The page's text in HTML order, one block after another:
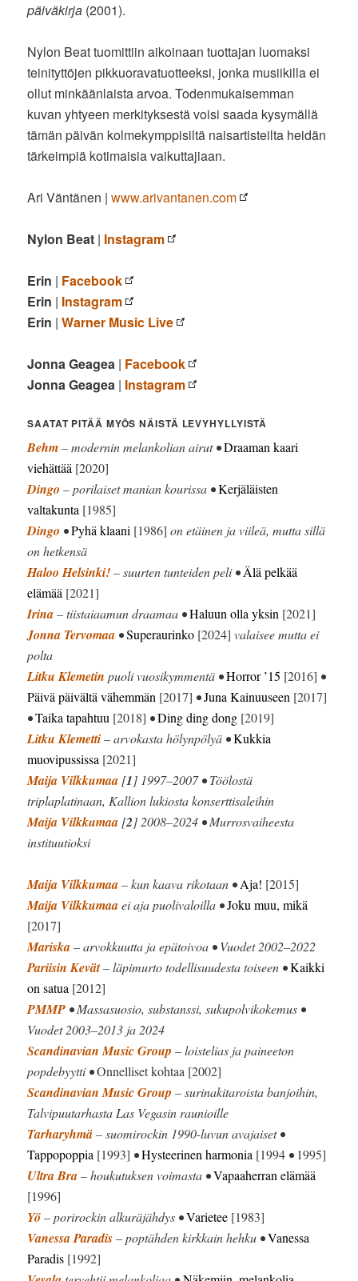
päiväkirja (2001).
Nylon Beat tuomittiin aikoinaan tuottajan luomaksi
teinityttöjen pikkuoravatuotteeksi, jonka musiikilla ei
ollut minkäänlaista arvoa. Todenmukaisemman
kuvan yhtyeen merkityksestä voisi saada kysymällä
tämän päivän kolmekymppisiltä naisartisteilta heidän
tärkeimpiä kotimaisia vaikuttajiaan.
Ari Väntänen |www.arivantanen.com
Nylon Beat | Instagram
Erin | Facebook
Erin | Instagram
Erin |Warner Music Live
Jonna Geagea | Facebook
Jonna Geagea | Instagram
SAATAT PITÄÄ MYÖS NÄISTÄ LEVYHYLLYISTÄ
Behm– modernin melankolian airut •Draaman kaari
viehättää [2020]
Dingo – porilaiset manian kourissa •Kerjäläisten
valtakunta [1985]
Dingo •Pyhä klaani [1986] on etäinen ja viileä, mutta sillä
on hetkensä
Haloo Helsinki!– suurten tunteiden peli •Älä pelkää
elämää [2021]
Irina– tiistaiaamun draamaa •Haluun olla yksin [2021]
Jonna Tervomaa •Superaurinko [2024] valaisee mutta ei
polta
Litku Klemetin puoli vuosikymmentä •Horror ’15 [2016] •
Päivä päivältä vähemmän [2017] •Juna Kainuuseen [2017]
•Taika tapahtuu [2018] •Ding ding dong [2019]
Litku Klemetti– arvokasta hölynpölyä •Kukkia
muovipussissa [2021]
Maija Vilkkumaa [1] 1997–2007 • Töölostä
triplaplatinaan, Kallion lukiosta konserttisaleihin
Maija Vilkkumaa [2] 2008–2024 • Murrosvaiheesta
instituutioksi
Maija Vilkkumaa– kun kaava rikotaan •Aja! [2015]
Maija Vilkkumaaei aja puolivaloilla •Joku muu, mikä
[2017]
Mariska– arvokkuutta ja epätoivoa • Vuodet 2002–2022
Pariisin Kevät– läpimurto todellisuudesta toiseen •Kaikki
on satua [2012]
PMMP • Massasuosio, substanssi, sukupolvikokemus •
Vuodet 2003–2013 ja 2024
Scandinavian Music Group – loistelias ja paineeton
popdebyytti •Onnelliset kohtaa [2002]
Scandinavian Music Group – surinakitaroista banjoihin,
Talvipuutarhasta Las Vegasin raunioille
Tarharyhmä– suomirockin 1990-luvun avajaiset •
Tappopoppia [1993] •Hysteerinen harmonia [1994 •1995]
Ultra Bra– houkutuksen voimasta •Vapaaherran elämää
[1996]
Yö– porirockin alkuräjähdys •Varietee [1983]
Vanessa Paradis– poptähden kirkkain hehku •Vanessa
Paradis [1992]